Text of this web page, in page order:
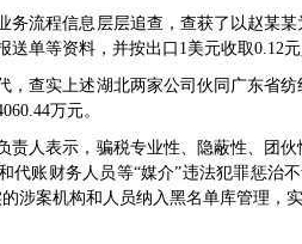
务流程信息层层追查，查获了以赵某
送单等资料，并按出口1美元收取0.12
，查实上述湖北两家公司伙同广东省
万元。
责人表示，骗税专业性、隐蔽性、团
代账财务人员等“媒介”违法犯罪惩治
涉案机构和人员纳入黑名单库管理，